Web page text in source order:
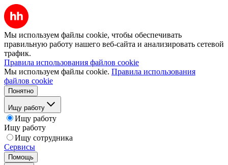
Мы используем файлы cookie, чтобы обеспечивать
правильную работу нашего веб-сайта и анализировать сетевой
трафик.
Правила использования файлов cookie
Мы используем файлы cookie. Правила использования
файлов cookie
Понятно
Ищу работу
Ищу работу
Ищу работу
Ищу сотрудника
Сервисы
Помощь